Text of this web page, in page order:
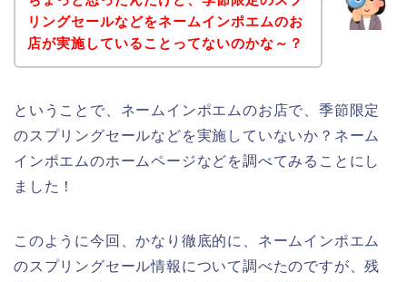
リングセールなどをネームインポエムのお
店が実施していることってないのかな～？
ということで、ネームインポエムのお店で、季節限定
のスプリングセールなどを実施していないか？ネーム
インポエムのホームページなどを調べてみることにし
ました！
このように今回、かなり徹底的に、ネームインポエム
のスプリングセール情報について調べたのですが、残